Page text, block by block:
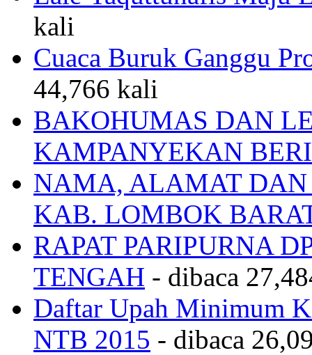
kali
Cuaca Buruk Ganggu
44,766 kali
BAKOHUMAS DAN
KAMPANYEKAN
NAMA, ALAMAT DAN
KAB. LOMBOK
RAPAT PARIPURNA
TENGAH - dibaca
Daftar Upah Minimum
NTB 2015 - dibaca